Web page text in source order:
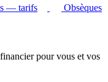
— tarifs
Obsèques
pour vous et vos